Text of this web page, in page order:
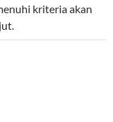
kriteria akan